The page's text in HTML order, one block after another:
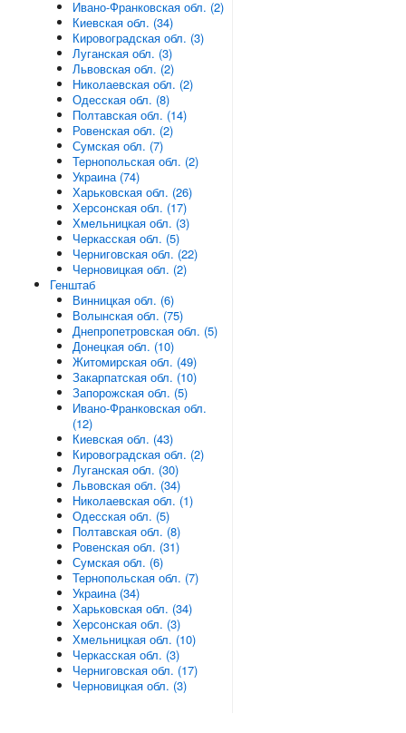
Ивано-Франковская обл. (2)
Киевская обл. (34)
Кировоградская обл. (3)
Луганская обл. (3)
Львовская обл. (2)
Николаевская обл. (2)
Одесская обл. (8)
Полтавская обл. (14)
Ровенская обл. (2)
Сумская обл. (7)
Тернопольская обл. (2)
Украина (74)
Харьковская обл. (26)
Херсонская обл. (17)
Хмельницкая обл. (3)
Черкасская обл. (5)
Черниговская обл. (22)
Черновицкая обл. (2)
Генштаб
Винницкая обл. (6)
Волынская обл. (75)
Днепропетровская обл. (5)
Донецкая обл. (10)
Житомирская обл. (49)
Закарпатская обл. (10)
Запорожская обл. (5)
Ивано-Франковская обл.
(12)
Киевская обл. (43)
Кировоградская обл. (2)
Луганская обл. (30)
Львовская обл. (34)
Николаевская обл. (1)
Одесская обл. (5)
Полтавская обл. (8)
Ровенская обл. (31)
Сумская обл. (6)
Тернопольская обл. (7)
Украина (34)
Харьковская обл. (34)
Херсонская обл. (3)
Хмельницкая обл. (10)
Черкасская обл. (3)
Черниговская обл. (17)
Черновицкая обл. (3)